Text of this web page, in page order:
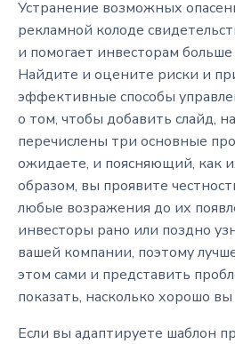
Устранение возможных
рекламной колоде
и помогает инвесторам
Найдите и оцените риски и
эффективные способы
о том, чтобы добавить слайд,
перечислены три основные
ожидаете, и поясняющий, как
образом, вы проявите
любые возражения до их
инвесторы рано или поздно
вашей компании, поэтому
этом сами и представить
показать, насколько хорошо
Если вы адаптируете шаблон